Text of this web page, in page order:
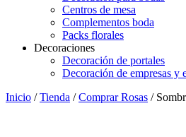
Centros de mesa
Complementos boda
Packs florales
Decoraciones
Decoración de portales
Decoración de empresas y
Inicio /Tienda /Comprar Rosas /